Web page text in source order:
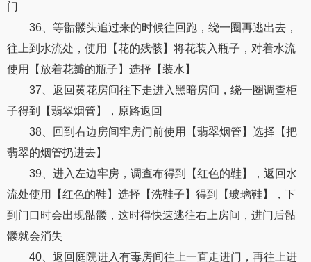
门
36、等骷髅头追过来的时候往回跑，绕一圈再逃出去，
往上到水流处，使用【花的残骸】将花装入瓶子，对着水流
使用【放着花瓣的瓶子】选择【装水】
37、返回黄花房间往下走进入黑暗房间，绕一圈调查柜
子得到【翡翠烟管】，原路返回
38、回到右边房间牢房门前使用【翡翠烟管】选择【把
翡翠的烟管扔进去】
39、进入左边牢房，调查布得到【红色的鞋】，返回水
流处使用【红色的鞋】选择【洗鞋子】得到【玻璃鞋】，下
到门口时会出现骷髅，这时得快速逃往右上房间，进门后骷
髅就会消失
40、返回庭院进入有毒房间往上一直走进门，再往上进